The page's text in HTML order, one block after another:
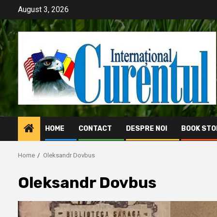
content
August 3, 2026
HOME CONTACT DESPRE NOI BOOK
Home Oleksandr Dovbus
Oleksandr Dovbus